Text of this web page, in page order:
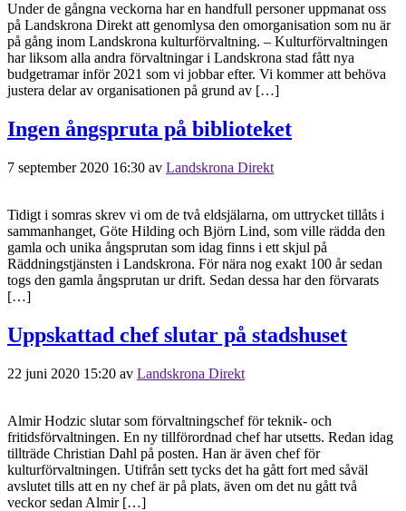
Under de gångna veckorna har en handfull personer uppmanat oss
på Landskrona Direkt att genomlysa den omorganisation som nu är
på gång inom Landskrona kulturförvaltning. – Kulturförvaltningen
har liksom alla andra förvaltningar i Landskrona stad fått nya
budgetramar inför 2021 som vi jobbar efter. Vi kommer att behöva
justera delar av organisationen på grund av […]
Ingen ångspruta på biblioteket
7 september 2020 16:30 av Landskrona Direkt
Tidigt i somras skrev vi om de två eldsjälarna, om uttrycket tillåts i
sammanhanget, Göte Hilding och Björn Lind, som ville rädda den
gamla och unika ångsprutan som idag finns i ett skjul på
Räddningstjänsten i Landskrona. För nära nog exakt 100 år sedan
togs den gamla ångsprutan ur drift. Sedan dessa har den förvarats
[…]
Uppskattad chef slutar på stadshuset
22 juni 2020 15:20 av Landskrona Direkt
Almir Hodzic slutar som förvaltningschef för teknik- och
fritidsförvaltningen. En ny tillförordnad chef har utsetts. Redan idag
tillträde Christian Dahl på posten. Han är även chef för
kulturförvaltningen. Utifrån sett tycks det ha gått fort med såväl
avslutet tills att en ny chef är på plats, även om det nu gått två
veckor sedan Almir […]